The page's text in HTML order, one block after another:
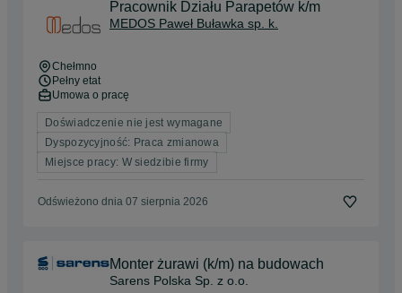
Pracownik Działu Parapetów k/m
MEDOS Paweł Buławka sp. k.
Chełmno
Pełny etat
Umowa o pracę
Doświadczenie nie jest wymagane
Dyspozycyjność: Praca zmianowa
Miejsce pracy: W siedzibie firmy
Odświeżono dnia 07 sierpnia 2026
Monter żurawi (k/m) na budowach
Sarens Polska Sp. z o.o.